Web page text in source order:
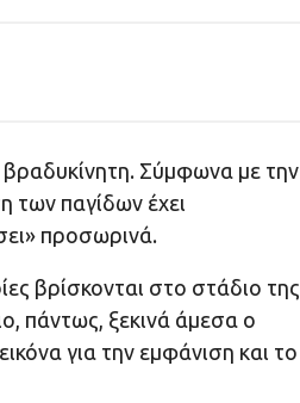
βραδυκίνητη. Σύμφωνα με την
των παγίδων έχει
προσωρινά.
βρίσκονται στο στάδιο της
πάντως, ξεκινά άμεσα ο
για την εμφάνιση και το